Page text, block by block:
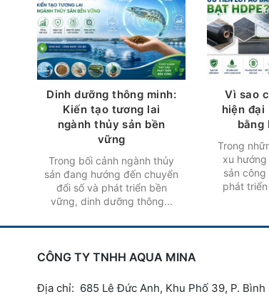
Dinh dưỡng thông minh:
Kiến tạo tương lai
ngành thủy sản bền
vững
Trong bối cảnh ngành thủy
sản đang hướng đến chuyển
đổi số và phát triển bền
vững, dinh dưỡng thông...
Vì sao
hiện
bằng
Trong
xu
sản
phát
CÔNG TY TNHH AQUA MINA
Địa chỉ: 685 Lê Đức Anh, Khu Phố 39, P. Bình